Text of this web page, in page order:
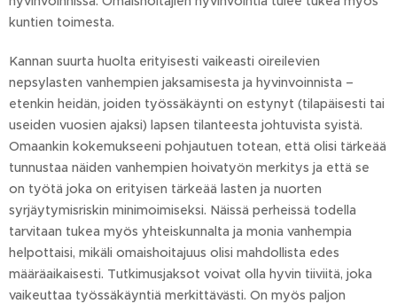
kuntien toimesta.
Kannan suurta huolta erityisesti vaikeasti oireilevien
nepsylasten vanhempien jaksamisesta ja hyvinvoinnista –
etenkin heidän, joiden työssäkäynti on estynyt (tilapäisesti tai
useiden vuosien ajaksi) lapsen tilanteesta johtuvista syistä.
Omaankin kokemukseeni pohjautuen totean, että olisi tärkeää
tunnustaa näiden vanhempien hoivatyön merkitys ja että se
on työtä joka on erityisen tärkeää lasten ja nuorten
syrjäytymisriskin minimoimiseksi. Näissä perheissä todella
tarvitaan tukea myös yhteiskunnalta ja monia vanhempia
helpottaisi, mikäli omaishoitajuus olisi mahdollista edes
määräaikaisesti. Tutkimusjaksot voivat olla hyvin tiiviitä, joka
vaikeuttaa työssäkäyntiä merkittävästi. On myös paljon